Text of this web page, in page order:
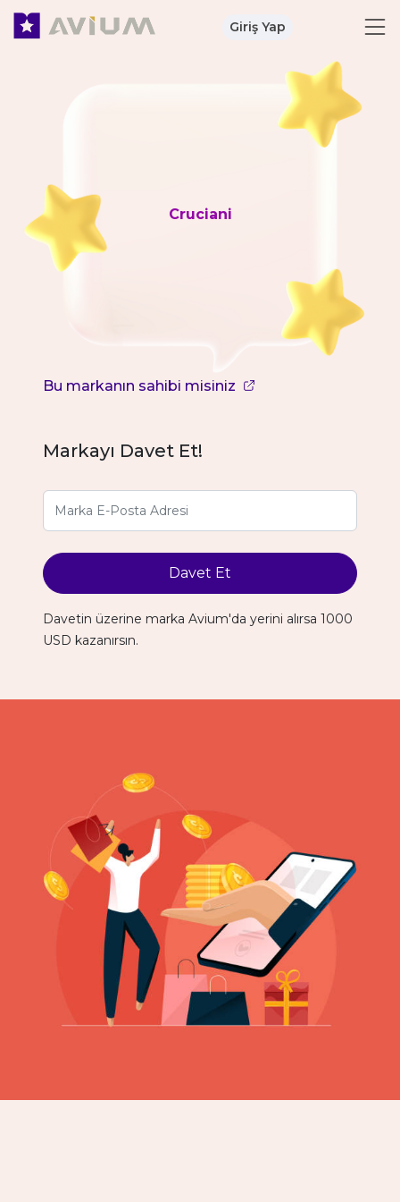
Giriş Yap
Cruciani
Bu markanın sahibi misiniz
Markayı Davet Et!
Davet Et
Davetin üzerine marka Avium'da yerini alırsa 1000
USD kazanırsın.